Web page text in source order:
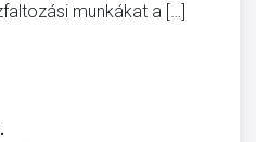
munkákat a […]